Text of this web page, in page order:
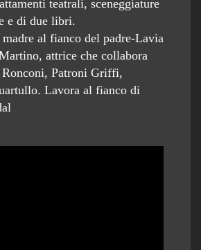
teatrali, sceneggiature
e di due libri.
al fianco del padre-Lavia
attrice che collabora
Patroni Griffi,
Lavora al fianco di